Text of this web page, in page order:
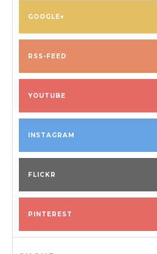
GOOGLE+
RSS-FEED
YOUTUBE
INSTAGRAM
FLICKR
PINTEREST